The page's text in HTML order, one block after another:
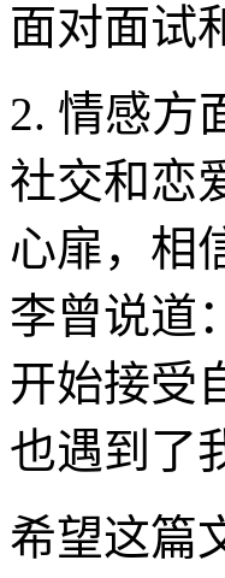
面对面试
2. 情感方
社交和恋
心扉，相
李曾说道
开始接受
也遇到了
希望这篇